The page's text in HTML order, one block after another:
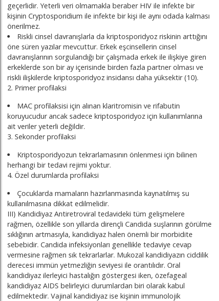
geçerlidir. Yeterli veri olmamakla beraber HIV ile infekte bir
kişinin Cryptosporidium ile infekte bir kişi ile aynı odada kalması
önerilmez.
Riskli cinsel davranışlarla da kriptosporidyoz riskinin arttığını
öne süren yazılar mevcuttur. Erkek eşcinsellerin cinsel
davranışlarının sorgulandığı bir çalışmada erkek ile ilişkiye giren
erkeklerde son bir ay içerisinde birden fazla partner olması ve
riskli ilişkilerde kriptosporidyoz insidansı daha yüksektir (10).
2. Primer profilaksi
MAC profilaksisi için alınan klaritromisin ve rifabutin
koruyucudur ancak sadece kriptosporidyoz için kullanımlarına
ait veriler yeterli değildir.
3. Sekonder profilaksi
Kriptosporidyozun tekrarlamasının önlenmesi için bilinen
herhangi bir tedavi rejimi yoktur.
4. Özel durumlarda profilaksi
Çocuklarda mamaların hazırlanmasında kaynatılmış su
kullanılmasına dikkat edilmelidir.
III) Kandidiyaz Antiretroviral tedavideki tüm gelişmelere
rağmen, özellikle son yıllarda dirençli Candida suşlarının görülme
sıklığının artmasıyla, kandidiyaz halen önemli bir morbidite
sebebidir. Candida infeksiyonları genellikle tedaviye cevap
vermesine rağmen sık tekrarlarlar. Mukozal kandidiyazın ciddilik
derecesi immün yetmezliğin seviyesi ile orantılıdır. Oral
kandidiyaz ilerleyici hastalığın göstergesi iken, özefageal
kandidiyaz AIDS belirleyici durumlardan biri olarak kabul
edilmektedir. Vajinal kandidiyaz ise kişinin immunolojik